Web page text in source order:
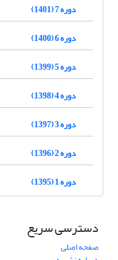
دوره 7 (1401)
دوره 6 (1400)
دوره 5 (1399)
دوره 4 (1398)
دوره 3 (1397)
دوره 2 (1396)
دوره 1 (1395)
دسترسی سریع
صفحه اصلی